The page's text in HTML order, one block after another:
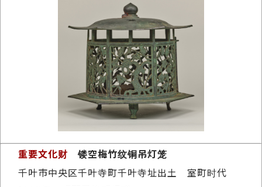
重要文化财
镂空梅竹纹铜吊灯笼
千叶市中央区千叶寺町千叶寺址出土 室町时代